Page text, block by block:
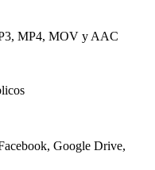
MP4, MOV y AAC
Google Drive,